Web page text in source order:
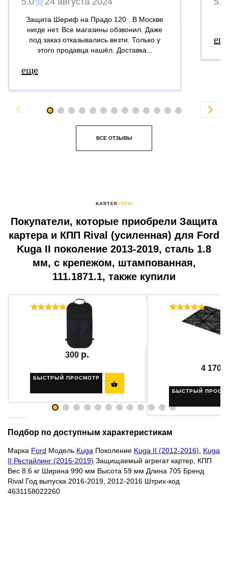
Защита Шериф на Прадо 120 . В Москве
нигде нет. Все магазины обзвонил. Даже
под заказ отказывались везти. Только у
этого продавца нашёл. Доставка...
еще
 
ВСЕ ОТЗЫВЫ
Покупатели, которые приобрели Защита
картера и КПП Rival (усиленная) для Ford
Kuga II поколение 2013-2019, сталь 1.8
мм, с крепежом, штампованная,
111.1871.1, также купили
Отзывы ( 46 )
Защитная накидка на спинку...
300
БЫСТРЫЙ ПРОСМОТР

4 170
БЫСТРЫЙ
Подбор по доступным характеристикам
Марка Ford Модель Kuga Поколение Kuga II (2012-2016), Kuga
II Рестайлинг (2016-2019) Защищаемый агрегат картер, КПП
Вес 8.6 кг Ширина 990 мм Высота 59 мм Длина 705 Бренд
Rival Год выпуска 2016-2019, 2012-2016 Штрих-код
4631158022260